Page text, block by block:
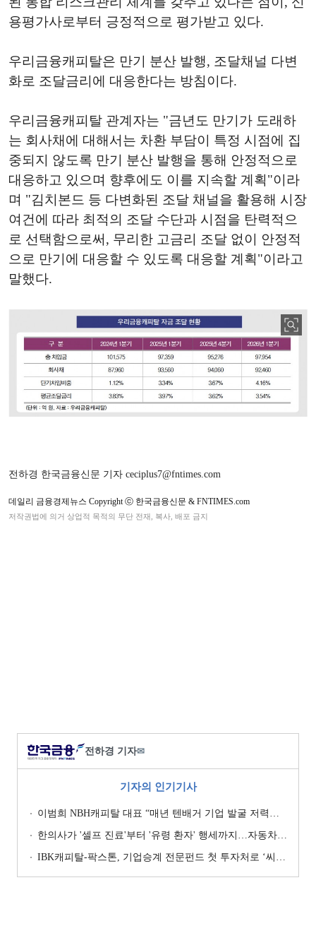
용평가사로부터 긍정적으로 평가받고 있다.
우리금융캐피탈은 만기 분산 발행, 조달채널 다변
화로 조달금리에 대응한다는 방침이다.
우리금융캐피탈 관계자는 "금년도 만기가 도래하
는 회사채에 대해서는 차환 부담이 특정 시점에 집
중되지 않도록 만기 분산 발행을 통해 안정적으로
대응하고 있으며 향후에도 이를 지속할 계획"이라
며 "김치본드 등 다변화된 조달 채널을 활용해 시장
여건에 따라 최적의 조달 수단과 시점을 탄력적으
로 선택함으로써, 무리한 고금리 조달 없이 안정적
으로 만기에 대응할 수 있도록 대응할 계획"이라고
말했다.
전하경 한국금융신문 기자 ceciplus7@fntimes.com
데일리 금융경제뉴스 Copyright ⓒ 한국금융신문 & FNTIMES.com
저작권법에 의거 상업적 목적의 무단 전재, 복사, 배포 금지
전하경 기자✉
기자의 인기기사
이범희 NBH캐피탈 대표 “매년 텐배거 기업 발굴 저력…올해 ROE 20% 목표”
한의사가 '셀프 진료'부터 '유령 환자' 행세까지…자동차보험 악용 심각 [경상환자 8주룰 도입 초읽기]
IBK캐피탈-팍스톤, 기업승계 전문펀드 첫 투자처로 ‘씨엠디기술단’ 낙점 [캐피탈사 돋보기]